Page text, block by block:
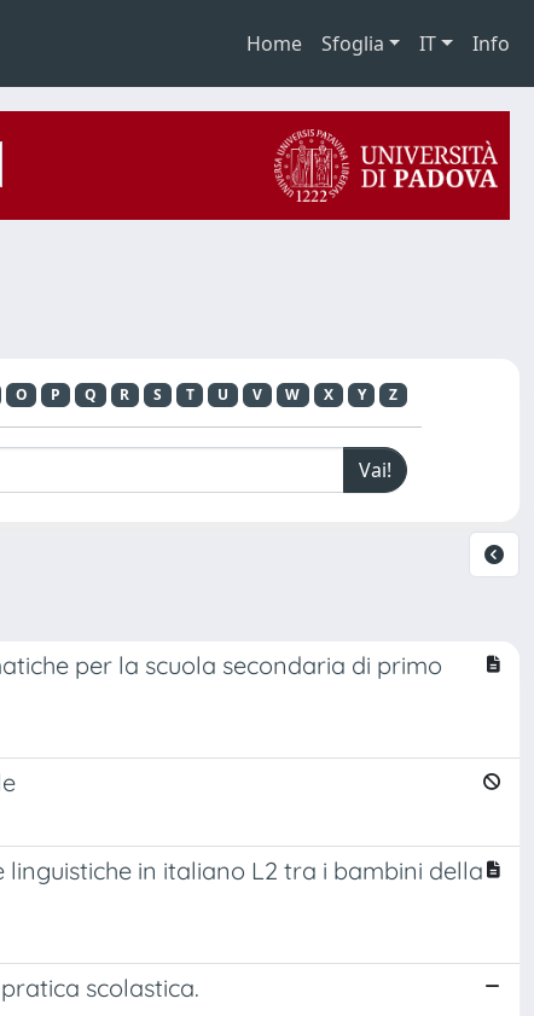
Home Sfoglia IT Info
O P Q R S T U V W X Y Z
per la scuola secondaria di primo
in italiano L2 tra i bambini della
scolastica.